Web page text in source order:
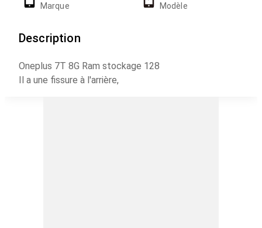
Marque Modèle
Description
Oneplus 7T 8G Ram stockage 128
Il a une fissure à l'arrière,